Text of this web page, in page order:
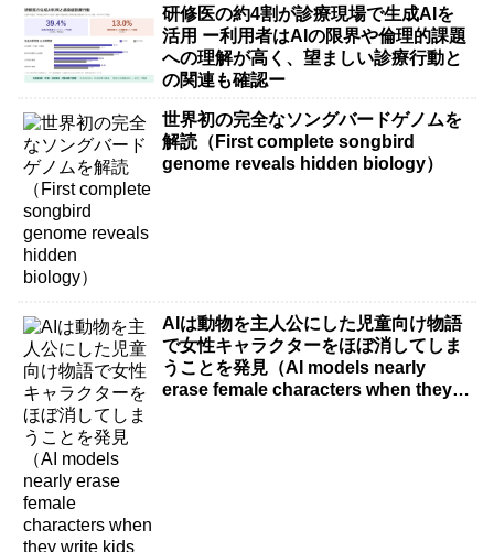
研修医の約4割が診療現場で生成AIを
活用 ー利用者はAIの限界や倫理的課題
への理解が高く、望ましい診療行動と
の関連も確認ー
世界初の完全なソングバードゲノムを
解読（First complete songbird
genome reveals hidden biology）
AIは動物を主人公にした児童向け物語
で女性キャラクターをほぼ消してしま
うことを発見（AI models nearly
erase female characters when they